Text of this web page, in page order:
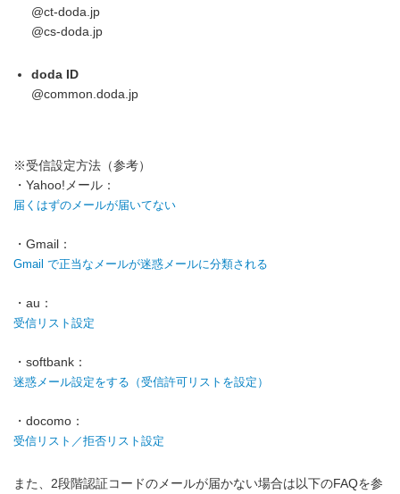
@ct-doda.jp
@cs-doda.jp
doda ID
@common.doda.jp
※受信設定方法（参考）
・Yahoo!メール：
届くはずのメールが届いてない
・Gmail：
Gmail で正当なメールが迷惑メールに分類される
・au：
受信リスト設定
・softbank：
迷惑メール設定をする（受信許可リストを設定）
・docomo：
受信リスト／拒否リスト設定
また、2段階認証コードのメールが届かない場合は以下のFAQを参